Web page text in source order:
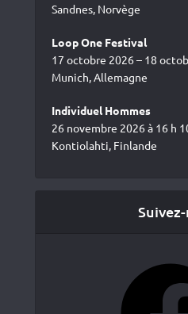
Sandnes, Norvège
Loop One Festival
17 octobre 2026 – 18
Munich, Allemagne
Individuel Hommes
26 novembre 2026 à 16 h
Kontiolahti, Finlande